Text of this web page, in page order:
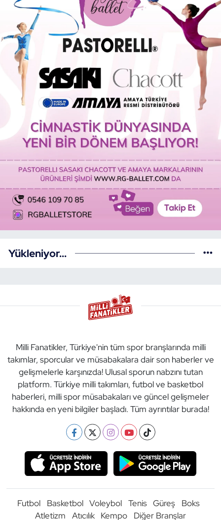
Yükleniyor...
Milli Fanatikler, Türkiye'nin tüm spor branşlarında milli
takımlar, sporcular ve müsabakalara dair son haberler ve
gelişmelerle karşınızda! Ulusal sporun nabzını tutan
platform. Türkiye milli takımları, futbol ve basketbol
haberleri, milli spor müsabakaları ve güncel gelişmeler
hakkında en yeni bilgiler başladı. Tüm ayrıntılar burada!
Futbol Basketbol Voleybol Tenis Güreş
Boks
Atletizm
Atıcılık Kempo Diğer Branşlar